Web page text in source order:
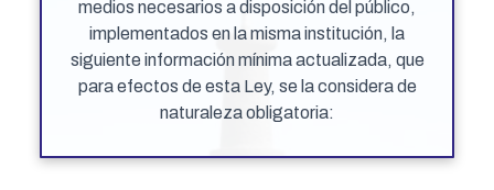
medios necesarios a disposición del público,
implementados en la misma institución, la
siguiente información mínima actualizada, que
para efectos de esta Ley, se la considera de
naturaleza obligatoria: